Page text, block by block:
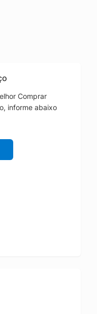
Comprar
informe abaixo